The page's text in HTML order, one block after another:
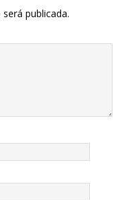
publicada.